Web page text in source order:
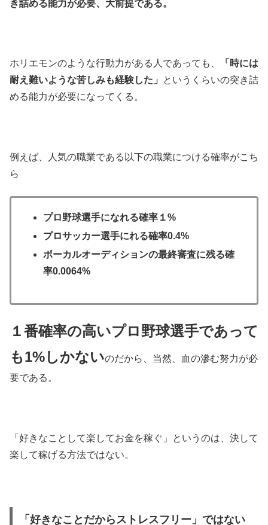
き詰める能力が必要、大前提である。
ホリエモンのような行動力がある人であっても、
「時には
耐え難いような苦しみも経験した」
というくらいの突き詰
める能力が必要になってくる。
例えば、人気の職業である以下の職業につける確率がこち
ら
プロ野球選手になれる確率１%
プロサッカー選手にれる確率0.4%
ボーカルオーディションの最終審査に残る確
率0.0064%
１番確率の高いプロ野球選手であって
も1%しかないのだから、当然、血の滲む努力が必
要である。
「好きなことして楽してお金を稼ぐ」というのは、決して
楽して稼げる方法ではない。
「好きなことだからストレスフリー」ではない